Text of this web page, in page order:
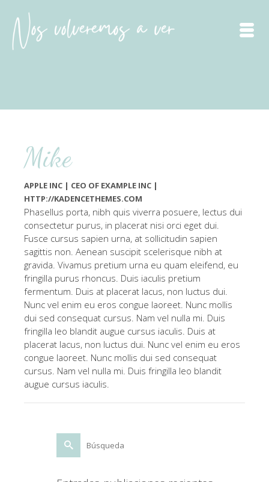
Mike
APPLE INC | CEO OF EXAMPLE INC |
HTTP://KADENCETHEMES.COM
Phasellus porta, nibh quis viverra posuere, lectus dui
consectetur purus, in placerat nisi orci eget dui.
Fusce cursus sapien urna, at sollicitudin sapien
sagittis non. Aenean suscipit scelerisque nibh at
gravida. Vivamus pretium urna eu quam eleifend, eu
fringilla purus rhoncus. Duis iaculis pretium
fermentum. Duis at placerat lacus, non luctus dui.
Nunc vel enim eu eros congue laoreet. Nunc mollis
dui sed consequat cursus. Nam vel nulla mi. Duis
fringilla leo blandit augue cursus iaculis. Duis at
placerat lacus, non luctus dui. Nunc vel enim eu eros
congue laoreet. Nunc mollis dui sed consequat
cursus. Nam vel nulla mi. Duis fringilla leo blandit
augue cursus iaculis.
Buscar
por: